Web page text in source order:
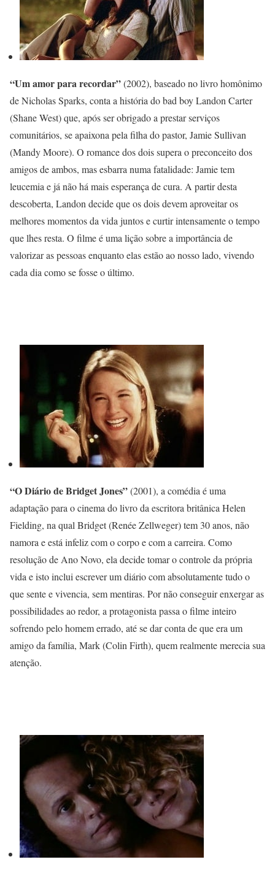
“Um amor para recordar”(2002), baseado no livro homônimo
de Nicholas Sparks, conta a história do bad boy Landon Carter
(Shane West) que, após ser obrigado a prestar serviços
comunitários, se apaixona pela filha do pastor, Jamie Sullivan
(Mandy Moore). O romance dos dois supera o preconceito dos
amigos de ambos, mas esbarra numa fatalidade: Jamie tem
leucemia e já não há mais esperança de cura. A partir desta
descoberta, Landon decide que os dois devem aproveitar os
melhores momentos da vida juntos e curtir intensamente o tempo
que lhes resta. O filme é uma lição sobre a importância de
valorizar as pessoas enquanto elas estão ao nosso lado, vivendo
cada dia como se fosse o último.
“O Diário de Bridget Jones”(2001), a comédia é uma
adaptação para o cinema do livro da escritora britânica Helen
Fielding, na qual Bridget (Renée Zellweger) tem 30 anos, não
namora e está infeliz com o corpo e com a carreira. Como
resolução de Ano Novo, ela decide tomar o controle da própria
vida e isto inclui escrever um diário com absolutamente tudo o
que sente e vivencia, sem mentiras. Por não conseguir enxergar as
possibilidades ao redor, a protagonista passa o filme inteiro
sofrendo pelo homem errado, até se dar conta de que era um
amigo da família, Mark (Colin Firth), quem realmente merecia sua
atenção.